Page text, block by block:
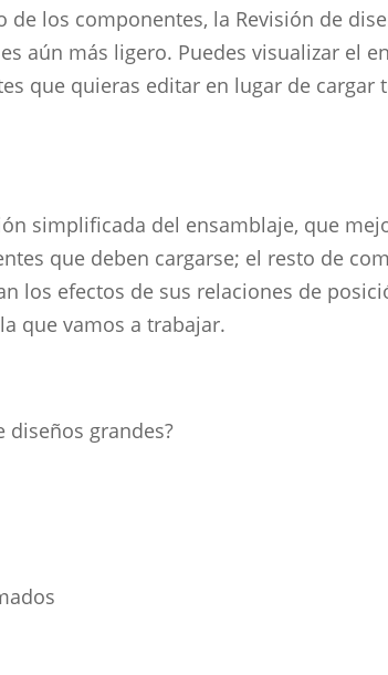
los componentes, la Revisión de
aún más ligero. Puedes visualizar el
que quieras editar en lugar de cargar
simplificada del ensamblaje, que
que deben cargarse; el resto de
los efectos de sus relaciones de
que vamos a trabajar.
diseños grandes?